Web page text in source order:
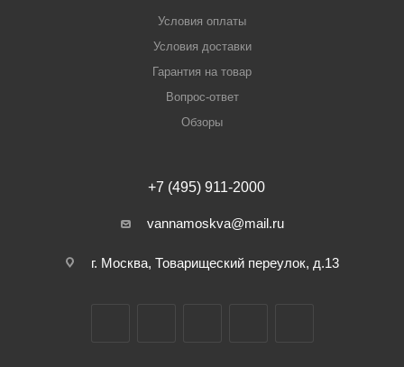
Условия оплаты
Условия доставки
Гарантия на товар
Вопрос-ответ
Обзоры
+7 (495) 911-2000
vannamoskva@mail.ru
г. Москва, Товарищеский переулок, д.13